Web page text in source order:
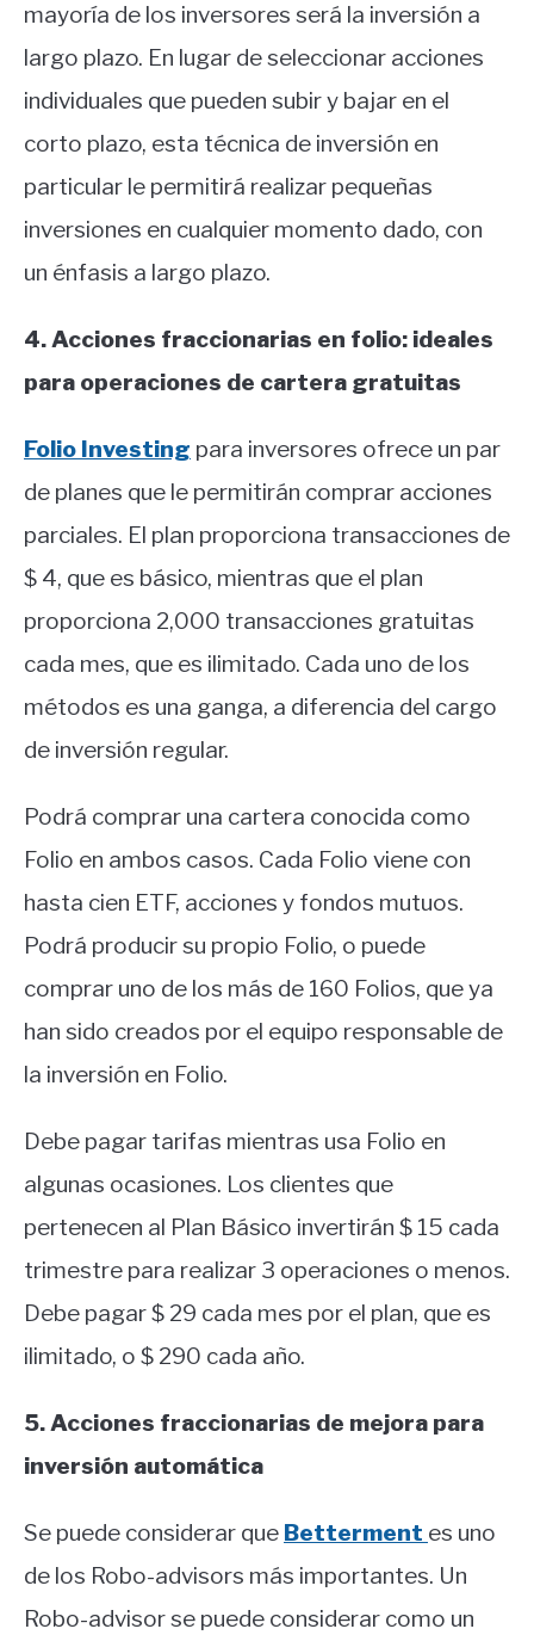
mayoría de los inversores será la inversión a
largo plazo. En lugar de seleccionar acciones
individuales que pueden subir y bajar en el
corto plazo, esta técnica de inversión en
particular le permitirá realizar pequeñas
inversiones en cualquier momento dado, con
un énfasis a largo plazo.
4. Acciones fraccionarias en folio: ideales
para operaciones de cartera gratuitas
Folio Investing para inversores ofrece un par
de planes que le permitirán comprar acciones
parciales. El plan proporciona transacciones de
$ 4, que es básico, mientras que el plan
proporciona 2,000 transacciones gratuitas
cada mes, que es ilimitado. Cada uno de los
métodos es una ganga, a diferencia del cargo
de inversión regular.
Podrá comprar una cartera conocida como
Folio en ambos casos. Cada Folio viene con
hasta cien ETF, acciones y fondos mutuos.
Podrá producir su propio Folio, o puede
comprar uno de los más de 160 Folios, que ya
han sido creados por el equipo responsable de
la inversión en Folio.
Debe pagar tarifas mientras usa Folio en
algunas ocasiones. Los clientes que
pertenecen al Plan Básico invertirán $ 15 cada
trimestre para realizar 3 operaciones o menos.
Debe pagar $ 29 cada mes por el plan, que es
ilimitado, o $ 290 cada año.
5. Acciones fraccionarias de mejora para
inversión automática
Se puede considerar que Betterment es uno
de los Robo-advisors más importantes. Un
Robo-advisor se puede considerar como un